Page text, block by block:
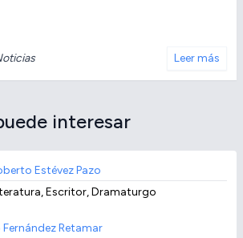
Leer más
interesar
Estévez Pazo
Escritor, Dramaturgo
Retamar